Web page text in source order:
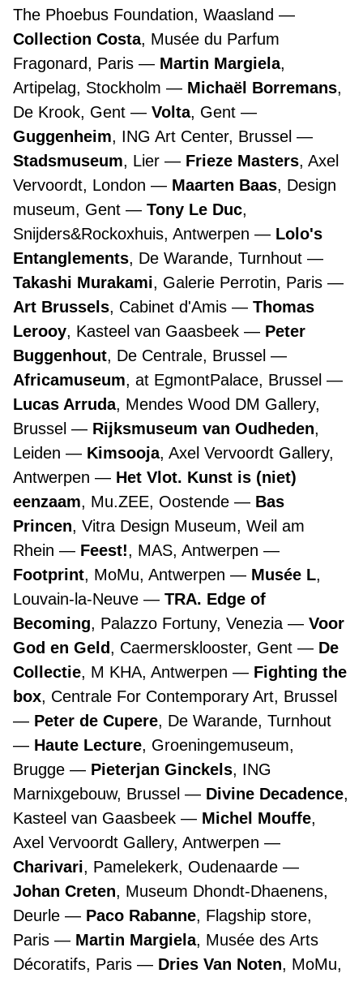
The Phoebus Foundation, Waasland
Collection Costa, Musée du Parfum
Fragonard, Paris
Martin Margiela,
Artipelag, Stockholm
Michaël Borremans,
De Krook, Gent
Volta, Gent
Guggenheim, ING Art Center, Brussel
Stadsmuseum, Lier Frieze Masters, Axel
Vervoordt, London
Maarten Baas, Design
museum, Gent
Tony Le Duc,
Snijders&Rockoxhuis, Antwerpen
Lolo's
Entanglements, De Warande, Turnhout
Takashi Murakami, Galerie Perrotin, Paris
Art Brussels, Cabinet d'Amis
Thomas
Lerooy, Kasteel van Gaasbeek
Peter
Buggenhout, De Centrale, Brussel
Africamuseum, at EgmontPalace, Brussel
Lucas Arruda, Mendes Wood DM Gallery,
Brussel
Rijksmuseum van Oudheden,
Leiden
Kimsooja, Axel Vervoordt Gallery,
Antwerpen
Het Vlot. Kunst is (niet)
eenzaam, Mu.ZEE, Oostende
Bas
Princen, Vitra Design Museum, Weil am
Rhein
Feest!, MAS, Antwerpen
Footprint, MoMu, Antwerpen Musée L,
Louvain-la-Neuve
TRA. Edge of
Becoming, Palazzo Fortuny, Venezia
Voor
God en Geld, Caermersklooster, Gent
De
Collectie, M KHA, Antwerpen
Fighting the
box, Centrale For Contemporary Art, Brussel
Peter de Cupere, De Warande, Turnhout
Haute Lecture, Groeningemuseum,
Brugge
Pieterjan Ginckels, ING
Marnixgebouw, Brussel
Divine Decadence,
Kasteel van Gaasbeek
Michel Mouffe,
Axel Vervoordt Gallery, Antwerpen
Charivari, Pamelekerk, Oudenaarde
Johan Creten, Museum Dhondt-Dhaenens,
Deurle
Paco Rabanne, Flagship store,
Paris
Martin Margiela, Musée des Arts
Décoratifs, Paris
Dries Van Noten, MoMu,